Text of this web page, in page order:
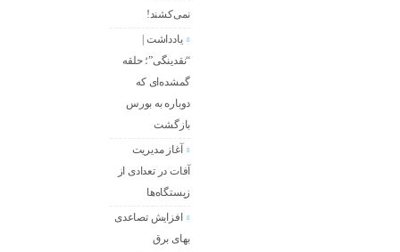
نمی‌کشند!
یادداشت |
“نقدینگی”؛ حلقه
گمشده‌ای که
دوباره به بورس
بازگشت
آغاز مدیریت
آفات در تعدادی از
زیستگاه‌ها
افزایش تصاعدی
بهای برق